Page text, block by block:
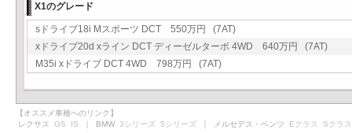
X1のグレード
sドライブ18i Mスポーツ DCT 550万円 (7AT)
xドライブ20d xライン DCT ディーゼルターボ 4WD 640万円 (7AT)
M35i xドライブ DCT 4WD 798万円 (7AT)
【オススメ車種へのリンク】
レクサス GS IS ｜ BMW 3シリーズ 5シリーズ ｜ メルセデス・ベンツ Eクラス Sクラス